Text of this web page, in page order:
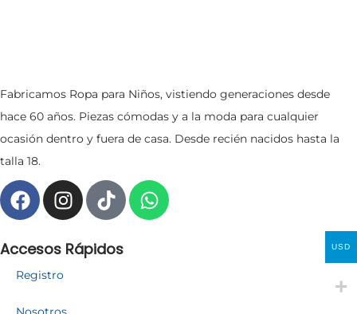
Fabricamos Ropa para Niños, vistiendo generaciones desde
hace 60 años. Piezas cómodas y a la moda para cualquier
ocasión dentro y fuera de casa. Desde recién nacidos hasta la
talla 18.
Accesos Rápidos
Registro
USD